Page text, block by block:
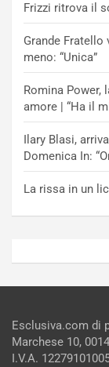
Frizzi ritrova il
Grande
meno: “Unica”
Romina Power,
amore | “Ha il
Ilary Blasi,
Domenica In:
La rissa in un
Esclusiva.com di
Marchese 10,
I.V.A.